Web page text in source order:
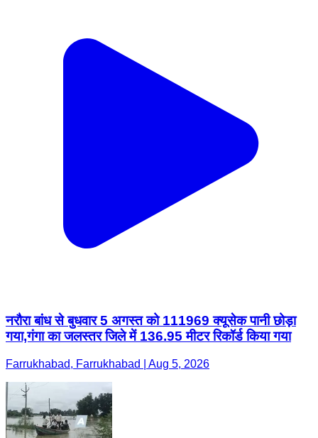
नरौरा बांध से बुधवार 5 अगस्त को 111969 क्यूसेक पानी छोड़ा
गया,गंगा का जलस्तर जिले में 136.95 मीटर रिकॉर्ड किया गया
Farrukhabad, Farrukhabad | Aug 5, 2026